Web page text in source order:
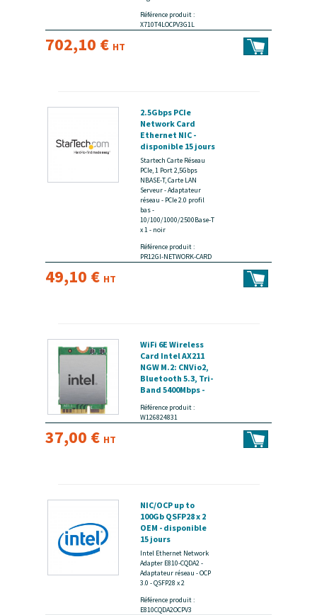
Référence produit :
X710T4LOCPV3G1L
702,10 € HT
2.5Gbps PCIe
Network Card
Ethernet NIC -
disponible 15 jours
Startech Carte Réseau
PCIe, 1 Port 2,5Gbps
NBASE-T, Carte LAN
Serveur - Adaptateur
réseau - PCIe 2.0 profil
bas -
10/100/1000/2500Base-T
x 1 - noir
Référence produit :
PR12GI-NETWORK-CARD
49,10 € HT
WiFi 6E Wireless
Card Intel AX211
NGW M.2: CNVio2,
Bluetooth 5.3, Tri-
Band 5400Mbps -
Référence produit :
W126824831
37,00 € HT
NIC/OCP up to
100Gb QSFP28 x 2
OEM - disponible
15 jours
Intel Ethernet Network
Adapter E810-CQDA2 -
Adaptateur réseau - OCP
3.0 - QSFP28 x 2
Référence produit :
E810CQDA2OCPV3